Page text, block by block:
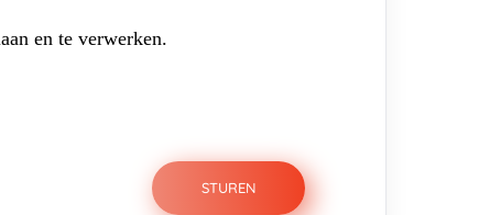
en te verwerken.